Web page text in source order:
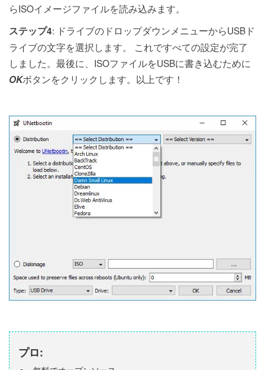
らISOイメージファイルを読み込みます。
ステップ4: ドライブのドロップダウンメニューからUSBド
ライブの文字を選択します。 これですべての設定が完了
しました。最後に、ISOファイルをUSBに書き込むために
OKボタンをクリックします。以上です！
プロ: